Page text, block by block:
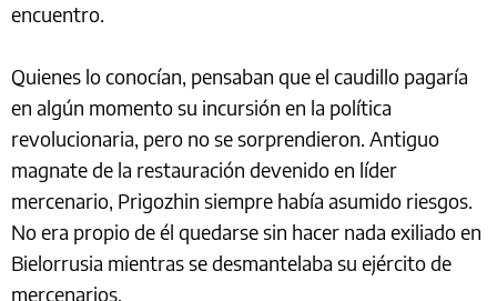
encuentro.
Quienes lo conocían, pensaban que el caudillo pagaría
en algún momento su incursión en la política
revolucionaria, pero no se sorprendieron. Antiguo
magnate de la restauración devenido en líder
mercenario, Prigozhin siempre había asumido riesgos.
No era propio de él quedarse sin hacer nada exiliado en
Bielorrusia mientras se desmantelaba su ejército de
mercenarios.